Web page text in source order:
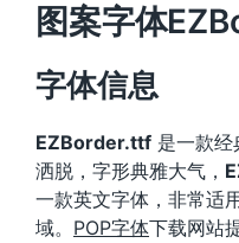
图案字体
字体信息
EZBorder.ttf 是一款
洒脱，字形典雅大气，
一款英文字体，非常适
域。 POP字体下载网站